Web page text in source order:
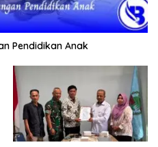
Pendidikan Anak